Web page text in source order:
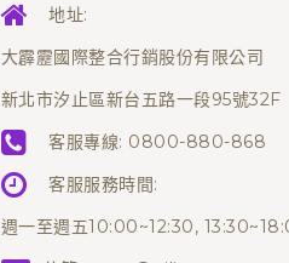
地址:
大霹靂國際整合行銷股份有限公司
新北市汐止區新台五路一段95號32F
客服專線: 0800-880-868
客服服務時間:
週一至週五10:00~12:30,